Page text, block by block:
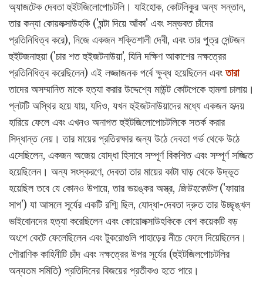
অ্যাজটেক দেবতা হুইটজিলোপোচটলি। যাইহোক, কোটলিকুর অন্য সন্তান,
তার কন্যা কোয়লক্সাউহকি ('ঘন্টা দিয়ে আঁকা' এবং সম্ভবত চাঁদের
প্রতিনিধিত্ব করে), নিজে একজন শক্তিশালী দেবী, এবং তার পুত্র সেন্টজন
হুইটজনাহুয়া ('চার শত হুইজটনাউয়া', যিনি দক্ষিণ আকাশের নক্ষত্রের
প্রতিনিধিত্ব করেছিলেন) এই লজ্জাজনক পর্বে ক্ষুব্ধ হয়েছিলেন এবংতারা
তাদের অসম্মানিত মাকে হত্যা করার উদ্দেশ্যে মাউন্ট কোটপেকে হামলা চালায়।
প্লটটি অস্থির হয়ে যায়, যদিও, যখন হুইজটনাউয়াদের মধ্যে একজন হৃদয়
হারিয়ে ফেলে এবং এখনও অনাগত হুইটজিলোপোচটলিকে সতর্ক করার
সিদ্ধান্ত নেয়। তার মায়ের প্রতিরক্ষার জন্য উঠে দেবতা গর্ভ থেকে উঠে
এসেছিলেন, একজন অজেয় যোদ্ধা হিসাবে সম্পূর্ণ বিকশিত এবং সম্পূর্ণ সজ্জিত
হয়েছিলেন। অন্য সংস্করণে, দেবতা তার মায়ের কাটা ঘাড় থেকে উদ্ভূত
হয়েছিল তবে যে কোনও উপায়ে, তার ভয়ঙ্কর অস্ত্র, জিউহকোটল('ফায়ার
সাপ') যা আসলে সূর্যের একটি রশ্মি ছিল, যোদ্ধা-দেবতা দ্রুত তার উচ্ছৃঙ্খল
ভাইবোনদের হত্যা করেছিলেন এবং কোয়োলক্সাউহকিকে বেশ কয়েকটি বড়
অংশে কেটে ফেলেছিলেন এবং টুকরোগুলি পাহাড়ের নীচে ফেলে দিয়েছিলেন।
পৌরাণিক কাহিনীটি চাঁদ এবং নক্ষত্রের উপর সূর্যের (হুইটজিলপোচটলির
অন্যতম সমিতি) প্রতিদিনের বিজয়ের প্রতীকও হতে পারে।